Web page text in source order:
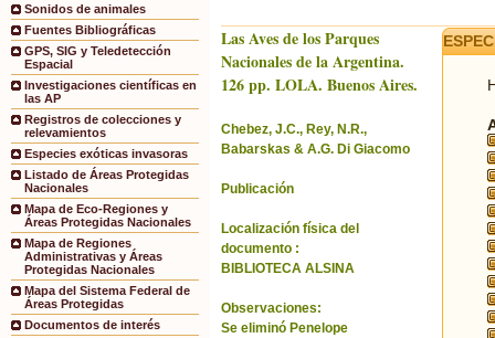
Sonidos de animales
Fuentes Bibliográficas
GPS, SIG y Teledetección
Espacial
Investigaciones científicas en
las AP
Registros de colecciones y
relevamientos
Especies exóticas invasoras
Listado de Áreas Protegidas
Nacionales
Mapa de Eco-Regiones y
Áreas Protegidas Nacionales
Mapa de Regiones
Administrativas y Áreas
Protegidas Nacionales
Mapa del Sistema Federal de
Áreas Protegidas
Documentos de interés
Las Aves de los Parques
Nacionales de la Argentina.
126 pp. LOLA. Buenos Aires.
Chebez, J.C., Rey, N.R.,
Babarskas & A.G. Di Giacomo
Publicación
Localización física del
documento :
BIBLIOTECA ALSINA
Observaciones:
Se eliminó Penelope